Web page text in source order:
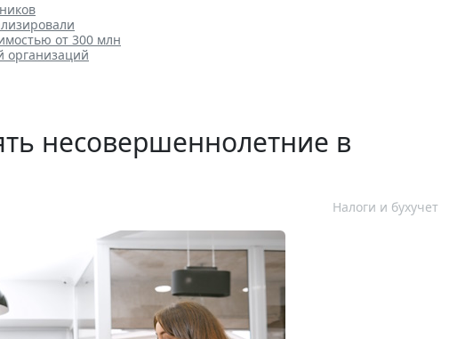
от 300 млн
организаций
несовершеннолетние в
Налоги и бухучет